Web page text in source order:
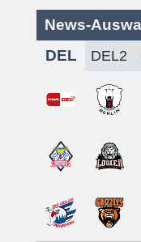
News-
DEL